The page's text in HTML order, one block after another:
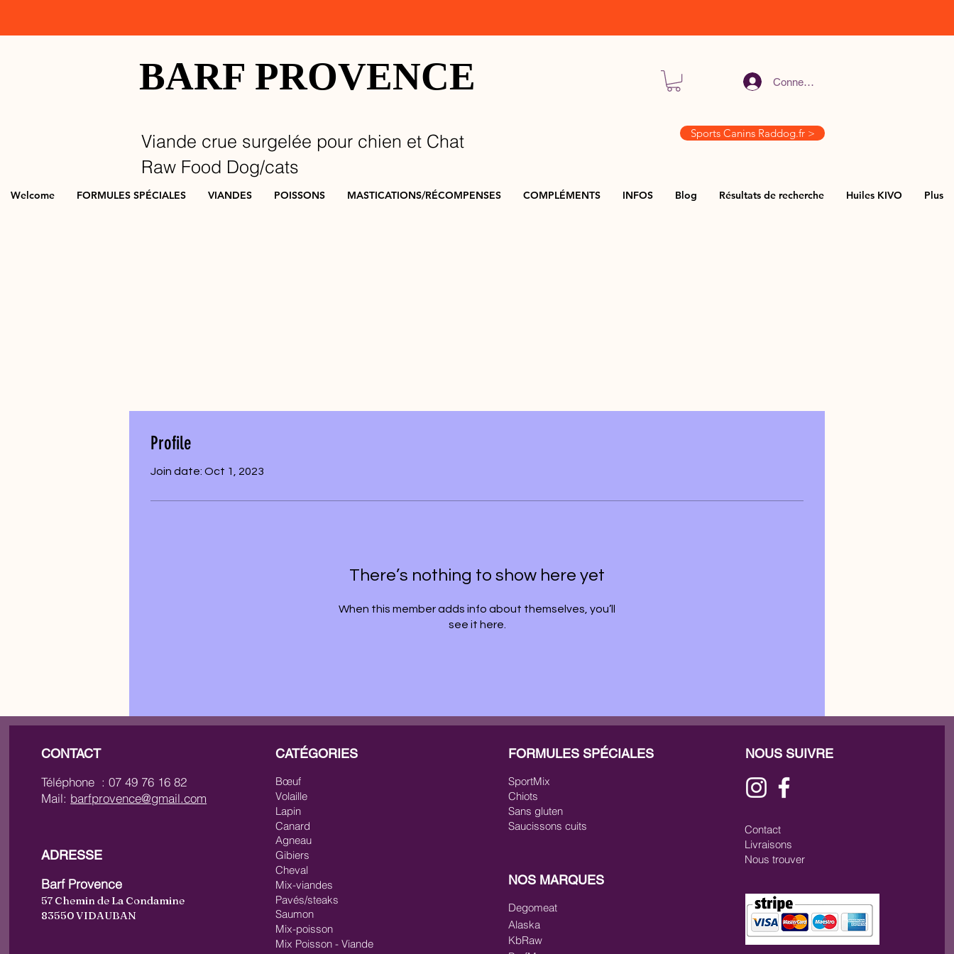
BARF PROVENCE Connexion
Viande crue surgelée pour chien et Chat
Raw Food Dog/cats
Sports Canins Raddog.fr >
Welcome FORMULES SPÉCIALES VIANDES POISSONS MASTICATIONS/RÉCOMPENSES COMPLÉMENTS INFOS Blog Résultats de recherche Huiles KIVO Plus
FORMULES SPÉCIALES COMPLÉMENTS
Profile
Join date: Oct 1, 2023
There’s nothing to show here yet
When this member adds info about themselves, you’ll
see it here.
CONTACT
Téléphone : 07 49 76 16 82
Mail: barfprovence@gmail.com
ADRESSE
Barf Provence
57 Chemin de La Condamine
83550 VIDAUBAN
CATÉGORIES
Bœuf
Volaille
Lapin
Agneau
Canard
Gibiers
Cheval
Mix-viandes
Saumon
Pavés/steaks
Mix-poisson
Mix Poisson - Viande
FORMULES SPÉCIALES
SportMix
Chiots
Sans gluten
Saucissons cuits
NOS MARQUES
Degomeat
Alaska
KbRaw
NOUS SUIVRE
Contact
Livraisons
Nous trouver